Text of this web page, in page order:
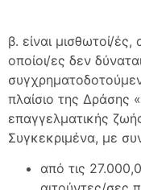
β. είναι μισθωτοί/
οποίοι/ες δεν
πλαίσιο της Δράσης
επαγγελματικής
Συγκεκριμένα, με
από τις